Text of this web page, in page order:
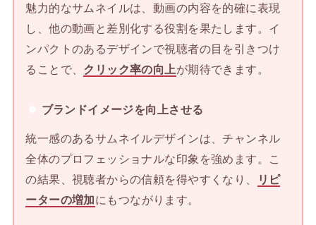
魅力的なサムネイルは、動画の内容を的確に表現
し、他の動画と差別化する役割を果たします。イ
ンパクトのあるデザインで視聴者の目を引きつけ
ることで、 クリック率の向上が期待できます。
ブランドイメージを向上させる
統一感のあるサムネイルデザインは、チャンネル
全体のプロフェッショナルな印象を強めます。こ
の結果、視聴者からの信頼を得やすくなり、
リピ
ーターの増加にもつながります。